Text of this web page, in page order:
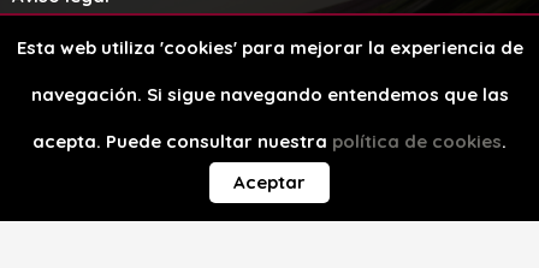
Política de cookies
Esta web utiliza 'cookies' para mejorar la experiencia de
navegación. Si sigue navegando entendemos que las
acepta. Puede consultar nuestra política de cookies.
Aceptar